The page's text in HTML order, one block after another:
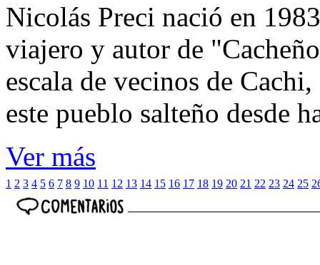
Nicolás Preci nació en
viajero y autor de
escala de vecinos de
este pueblo salteño desde
Ver más
1 2 3 4 5 6 7 8 9 10 11 12 13 14 15 16 17 18 19 20 21 22 23 24 25